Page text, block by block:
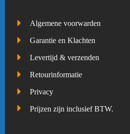
Algemene voorwarden
Garantie en Klachten
Levertijd & verzenden
Retourinformatie
Privacy
Prijzen zijn inclusief BTW.